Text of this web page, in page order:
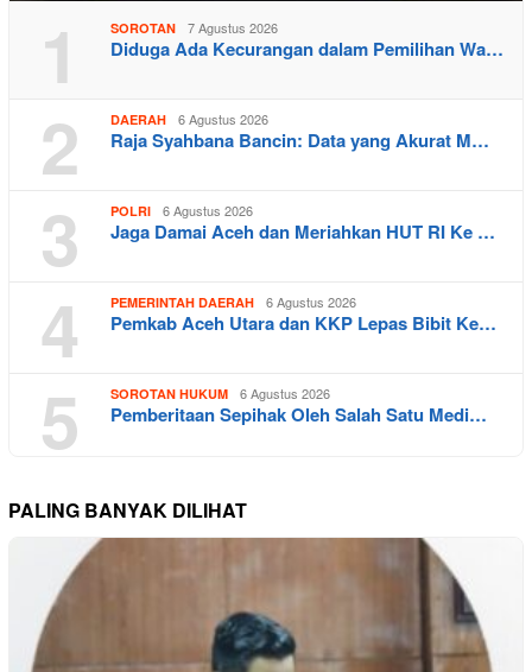
1 SOROTAN 7 Agustus 2026
Diduga Ada Kecurangan dalam Pemilihan Wa…
2 DAERAH 6 Agustus 2026
Raja Syahbana Bancin: Data yang Akurat M…
3 POLRI 6 Agustus 2026
Jaga Damai Aceh dan Meriahkan HUT RI Ke …
4 PEMERINTAH DAERAH 6 Agustus 2026
Pemkab Aceh Utara dan KKP Lepas Bibit Ke…
5 SOROTAN HUKUM 6 Agustus 2026
Pemberitaan Sepihak Oleh Salah Satu Medi…
PALING BANYAK DILIHAT